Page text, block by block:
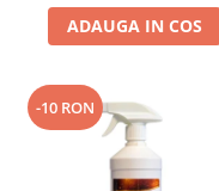
ADAUGA IN COS
-10 RON